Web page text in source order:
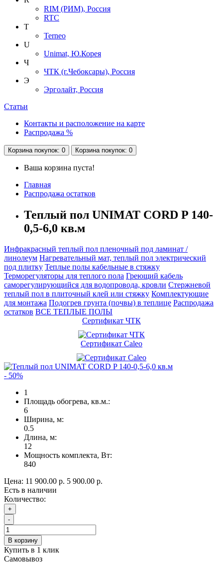
RIM (РИМ), Россия
RTC
T
Terneo
U
Unimat, Ю.Корея
Ч
ЧТК (г.Чебоксары), Россия
Э
Эрголайт, Россия
Статьи
Контакты и расположение на карте
Распродажа %
Корзина покупок: 0 Корзина покупок: 0
Ваша корзина пуста!
Главная
Распродажа остатков
Теплый пол UNIMAT CORD P 140-
0,5-6,0 кв.м
Инфракрасный теплый пол пленочный под ламинат /
линолеум Нагревательный мат, теплый пол электрический
под плитку Теплые полы кабельные в стяжку
Терморегуляторы для теплого пола Греющий кабель
саморегулирующийся для водопровода, кровли Cтержневой
теплый пол в плиточный клей или стяжку Комплектующие
для монтажа Подогрев грунта (почвы) в теплице Распродажа
остатков ВСЕ ТЕПЛЫЕ ПОЛЫ
Сертификат ЧТК
Сертификат Caleo
- 50%
1
Площадь обогрева, кв.м.:
6
Ширина, м:
0.5
Длина, м:
12
Мощность комплекта, Вт:
840
Цена: 11 900.00 р. 5 900.00 р.
Есть в наличии
Количество:
+
-
В корзину
Купить в 1 клик
Самовывоз